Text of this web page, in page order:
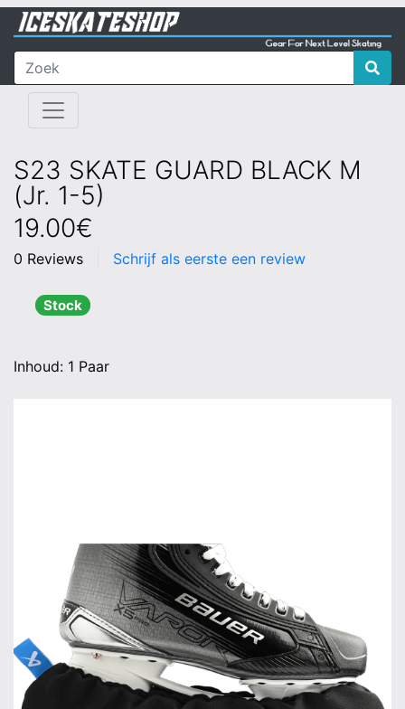
S23 SKATE GUARD BLACK M
(Jr. 1-5)
19.00€
0 Reviews Schrijf als eerste een review
Stock
Inhoud: 1 Paar